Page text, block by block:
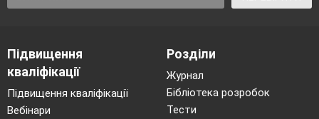
будівельники.
- Багато людей різних професій
кожного дня створюють вам затишок і
умови для приємного перебування і
Підвищення
кваліфікації
Підвищення кваліфікації
Вебінари
Розділи
Журнал
Бібліотека розробок
Тести